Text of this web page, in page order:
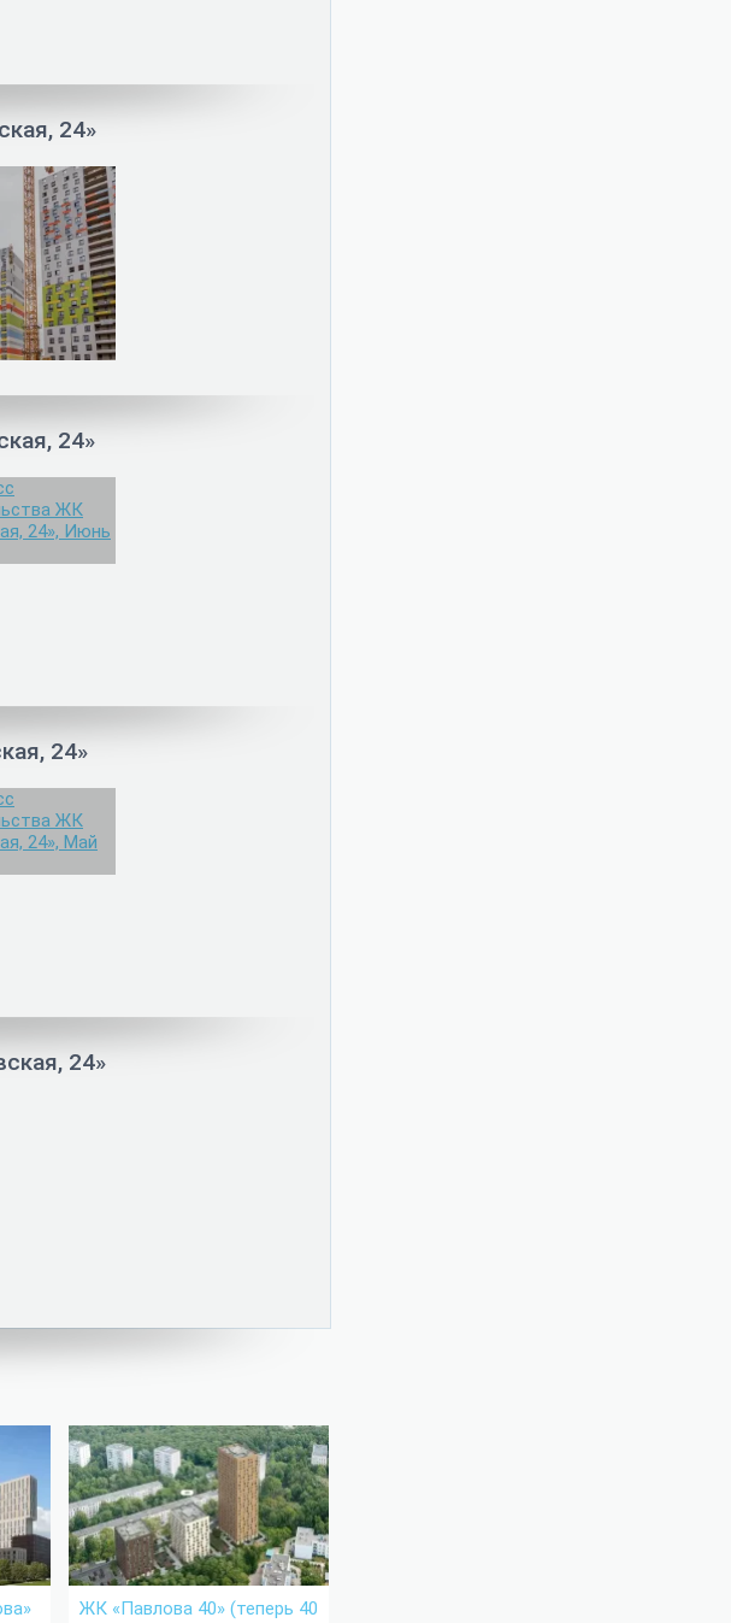
24»
24»
24»
24»
ЖК «Павлова 40» (теперь 40